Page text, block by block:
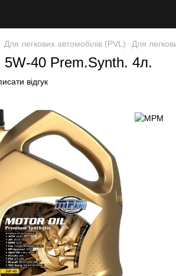
Для легкових автомобілів (PVL) Для
40 Prem.Synth. 4л.
відгук